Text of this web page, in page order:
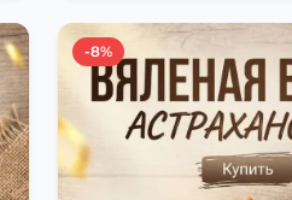
-8%